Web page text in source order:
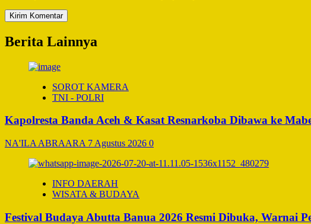
Berita Lainnya
SOROT KAMERA
TNI - POLRI
Kapolresta Banda Aceh & Kasat Resnarkoba Dibawa ke
NA'ILA ABRAARA 7 Agustus 2026 0
INFO DAERAH
WISATA & BUDAYA
Festival Budaya Abutta Banua 2026 Resmi Dibuka, Warnai